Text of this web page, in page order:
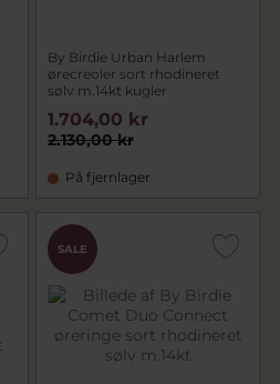
By Birdie Urban Harlem
ørecreoler sort rhodineret
sølv m.14kt kugler
2.130,00 kr
1.704,00 kr
På fjernlager
SALE